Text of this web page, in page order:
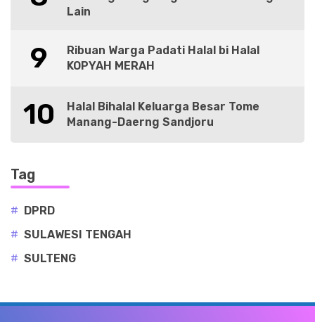
Lain
9
Ribuan Warga Padati Halal bi Halal
KOPYAH MERAH
10
Halal Bihalal Keluarga Besar Tome
Manang-Daerng Sandjoru
Tag
# DPRD
# SULAWESI TENGAH
# SULTENG